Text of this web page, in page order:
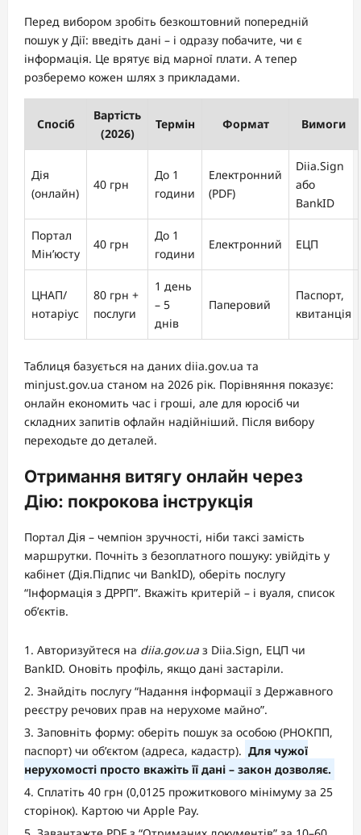
Перед вибором зробіть безкоштовний попередній
пошук у Дії: введіть дані – і одразу побачите, чи є
інформація. Це врятує від марної плати. А тепер
розберемо кожен шлях з прикладами.
Спосіб
Вартість
(2026)
Термін Формат Вимоги
Дія
(онлайн)
40 грн
До 1
години
Електронний
(PDF)
Diia.Sign
або
BankID
Портал
Мін’юсту
40 грн
До 1
години
Електронний ЕЦП
ЦНАП/
нотаріус
80 грн +
послуги
1 день
– 5
днів
Паперовий
Паспорт,
квитанція
Таблиця базується на даних diia.gov.ua та
minjust.gov.ua станом на 2026 рік. Порівняння показує:
онлайн економить час і гроші, але для юросіб чи
складних запитів офлайн надійніший. Після вибору
переходьте до деталей.
Отримання витягу онлайн через
Дію: покрокова інструкція
Портал Дія – чемпіон зручності, ніби таксі замість
маршрутки. Почніть з безоплатного пошуку: увійдіть у
кабінет (Дія.Підпис чи BankID), оберіть послугу
“Інформація з ДРРП”. Вкажіть критерій – і вуаля, список
об’єктів.
Авторизуйтеся на diia.gov.ua з Diia.Sign, ЕЦП чи
BankID. Оновіть профіль, якщо дані застаріли.
Знайдіть послугу “Надання інформації з Державного
реєстру речових прав на нерухоме майно”.
Заповніть форму: оберіть пошук за особою (РНОКПП,
паспорт) чи об’єктом (адреса, кадастр). Для чужої
нерухомості просто вкажіть її дані – закон дозволяє.
Сплатіть 40 грн (0,0125 прожиткового мінімуму за 25
сторінок). Картою чи Apple Pay.